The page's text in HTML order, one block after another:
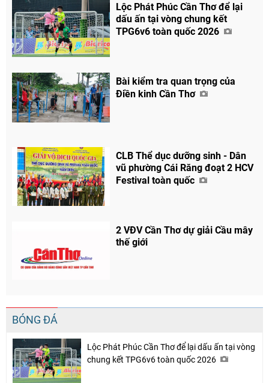
Lộc Phát Phúc Cần Thơ để lại
dấu ấn tại vòng chung kết
TPG6v6 toàn quốc 2026
Bài kiểm tra quan trọng của
Điền kinh Cần Thơ
CLB Thể dục dưỡng sinh - Dân
vũ phường Cái Răng đoạt 2 HCV
Festival toàn quốc
2 VĐV Cần Thơ dự giải Cầu mây
thế giới
BÓNG ĐÁ
Lộc Phát Phúc Cần Thơ để lại dấu ấn tại vòng
chung kết TPG6v6 toàn quốc 2026